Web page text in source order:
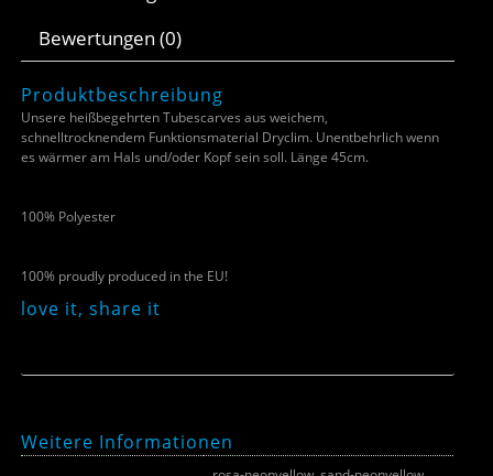
Bewertungen (0)
Produktbeschreibung
Unsere heißbegehrten Tubescarves aus weichem,
schnelltrocknendem Funktionsmaterial Dryclim. Unentbehrlich wenn
es wärmer am Hals und/oder Kopf sein soll. Länge 45cm.
100% Polyester
100% proudly produced in the EU!
love it, share it
Weitere Informationen